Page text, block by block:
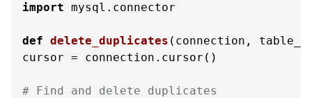
import mysql.connector
def delete_duplicates ( connection,
cursor = connection.cursor()
# Find and delete duplicates